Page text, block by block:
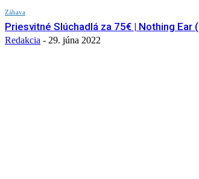
Zábava
Priesvitné Slúchadlá za 75€ | Nothing Ear
Redakcia - 29. júna 2022